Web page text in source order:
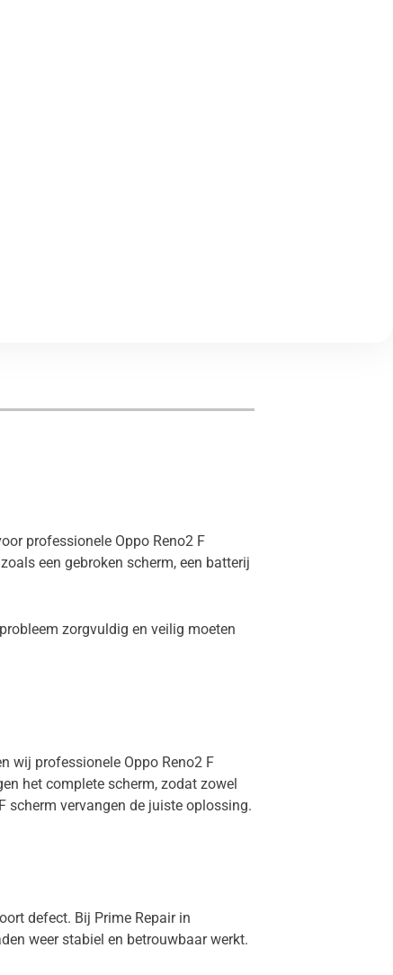
professionele Oppo Reno2 F
een gebroken scherm, een batterij
zorgvuldig en veilig moeten
wij professionele Oppo Reno2 F
het complete scherm, zodat zowel
scherm vervangen de juiste oplossing.
defect. Bij Prime Repair in
weer stabiel en betrouwbaar werkt.